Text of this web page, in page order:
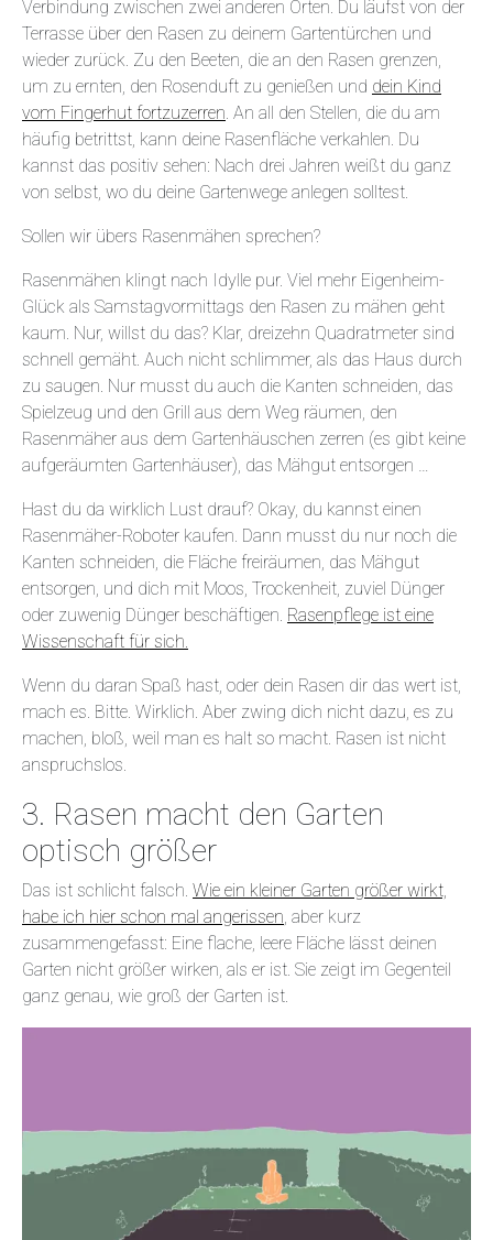
Verbindung zwischen zwei anderen Orten. Du läufst von der
Terrasse über den Rasen zu deinem Gartentürchen und
wieder zurück. Zu den Beeten, die an den Rasen grenzen,
um zu ernten, den Rosenduft zu genießen und dein Kind
vom Fingerhut fortzuzerren. An all den Stellen, die du am
häufig betrittst, kann deine Rasenfläche verkahlen. Du
kannst das positiv sehen: Nach drei Jahren weißt du ganz
von selbst, wo du deine Gartenwege anlegen solltest.
Sollen wir übers Rasenmähen sprechen?
Rasenmähen klingt nach Idylle pur. Viel mehr Eigenheim-
Glück als Samstagvormittags den Rasen zu mähen geht
kaum. Nur, willst du das? Klar, dreizehn Quadratmeter sind
schnell gemäht. Auch nicht schlimmer, als das Haus durch
zu saugen. Nur musst du auch die Kanten schneiden, das
Spielzeug und den Grill aus dem Weg räumen, den
Rasenmäher aus dem Gartenhäuschen zerren (es gibt keine
aufgeräumten Gartenhäuser), das Mähgut entsorgen …
Hast du da wirklich Lust drauf? Okay, du kannst einen
Rasenmäher-Roboter kaufen. Dann musst du nur noch die
Kanten schneiden, die Fläche freiräumen, das Mähgut
entsorgen, und dich mit Moos, Trockenheit, zuviel Dünger
oder zuwenig Dünger beschäftigen. Rasenpflege ist eine
Wissenschaft für sich.
Wenn du daran Spaß hast, oder dein Rasen dir das wert ist,
mach es. Bitte. Wirklich. Aber zwing dich nicht dazu, es zu
machen, bloß, weil man es halt so macht. Rasen ist nicht
anspruchslos.
3. Rasen macht den Garten
optisch größer
Das ist schlicht falsch. Wie ein kleiner Garten größer wirkt,
habe ich hier schon mal angerissen, aber kurz
zusammengefasst: Eine flache, leere Fläche lässt deinen
Garten nicht größer wirken, als er ist. Sie zeigt im Gegenteil
ganz genau, wie groß der Garten ist.